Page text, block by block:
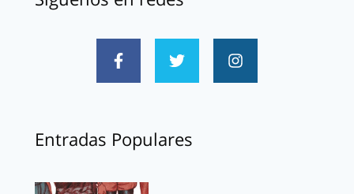
Entradas Populares